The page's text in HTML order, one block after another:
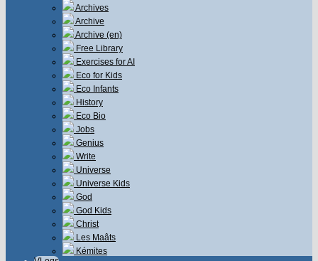
Archives
Archive
Archive (en)
Free Library
Exercises for AI
Eco for Kids
Eco Infants
History
Eco Bio
Jobs
Genius
Write
Universe
Universe Kids
God
God Kids
Christ
Les Maâts
Kémites